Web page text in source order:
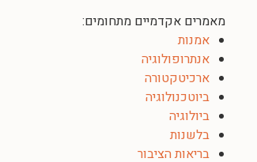
מאמרים אקדמיים מתחומים:
אמנות
אנתרופולוגיה
ארכיטקטורה
ביוטכנולוגיה
ביולוגיה
בלשנות
בריאות הציבור